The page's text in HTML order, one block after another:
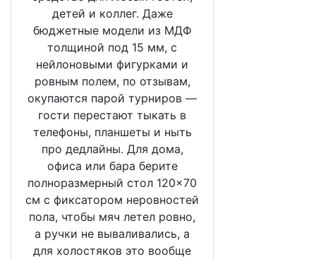
детей и коллег. Даже
бюджетные модели из МДФ
толщиной под 15 мм, с
нейлоновыми фигурками и
ровным полем, по отзывам,
окупаются парой турниров —
гости перестают тыкать в
телефоны, планшеты и ныть
про дедлайны. Для дома,
офиса или бара берите
полноразмерный стол 120×70
см с фиксатором неровностей
пола, чтобы мяч летел ровно,
а ручки не вываливались, а
для холостяков это вообще